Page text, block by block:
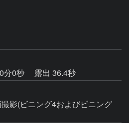
分0秒
露出 36.4秒
影(ビニング4およびビニング